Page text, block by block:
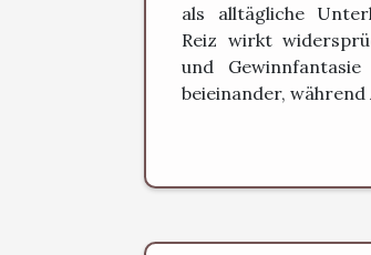
als alltägliche
Reiz wirkt
und
beieinander, während